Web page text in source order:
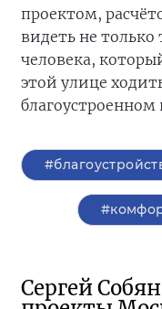
проектом,
видеть не только
человека,
этой улице
Сергей